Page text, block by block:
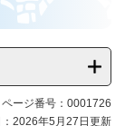
ページ番号：0001726
2026年5月27日更新